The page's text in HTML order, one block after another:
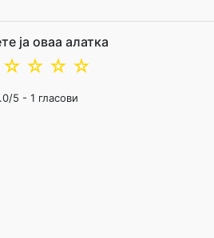
ја оваа алатка
☆
☆
☆
☆
/5 - 1 гласови